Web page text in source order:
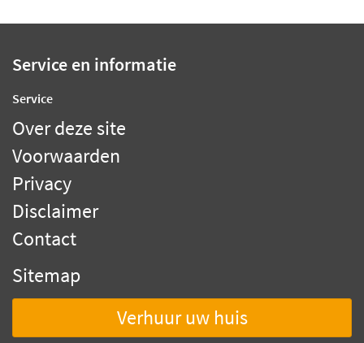
Service en informatie
Service
Over deze site
Voorwaarden
Privacy
Disclaimer
Contact
Sitemap
Verhuur uw huis